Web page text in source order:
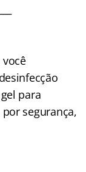
você
para
segurança,